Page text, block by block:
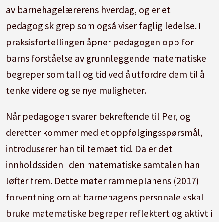
av barnehagelærerens hverdag, og er et
pedagogisk grep som også viser faglig ledelse. I
praksisfortellingen åpner pedagogen opp for
barns forståelse av grunnleggende matematiske
begreper som tall og tid ved å utfordre dem til å
tenke videre og se nye muligheter.
Når pedagogen svarer bekreftende til Per, og
deretter kommer med et oppfølgingsspørsmål,
introduserer han til temaet tid. Da er det
innholdssiden i den matematiske samtalen han
løfter frem. Dette møter rammeplanens (2017)
forventning om at barnehagens personale «skal
bruke matematiske begreper reflektert og aktivt i